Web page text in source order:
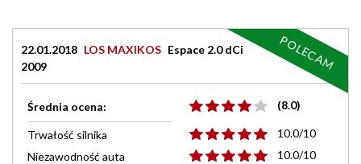
22.01.2018 LOS MAXIKOS Espace 2.0 dCi
2009
Średnia ocena: (8.0)
Trwałość silnika
10.0/10
Niezawodność auta
10.0/10
POLECAM